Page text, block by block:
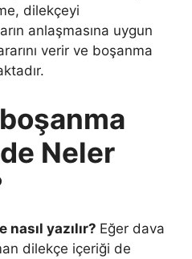
dilekçeyi
anlaşmasına uygun
verir ve boşanma
Neler
yazılır? Eğer dava
dilekçe içeriği de